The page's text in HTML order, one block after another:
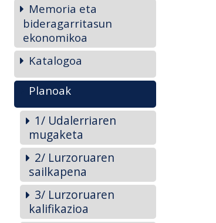
Memoria eta
bideragarritasun
ekonomikoa
Katalogoa
Planoak
1/ Udalerriaren
mugaketa
2/ Lurzoruaren
sailkapena
3/ Lurzoruaren
kalifikazioa